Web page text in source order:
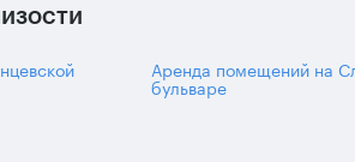
Аренда помещений на
бульваре